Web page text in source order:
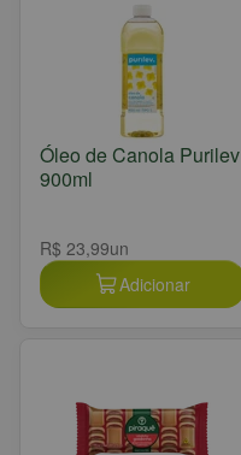
Óleo de Canola Purilev
900ml
R$ 23,99un
Adicionar